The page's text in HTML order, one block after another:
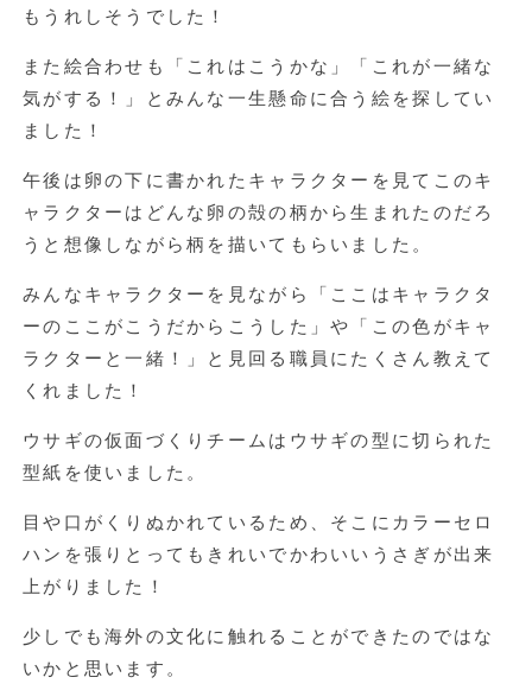
もうれしそうでした！
また絵合わせも「これはこうかな」「これが一緒な
気がする！」とみんな一生懸命に合う絵を探してい
ました！
午後は卵の下に書かれたキャラクターを見てこのキ
ャラクターはどんな卵の殻の柄から生まれたのだろ
うと想像しながら柄を描いてもらいました。
みんなキャラクターを見ながら「ここはキャラクタ
ーのここがこうだからこうした」や「この色がキャ
ラクターと一緒！」と見回る職員にたくさん教えて
くれました！
ウサギの仮面づくりチームはウサギの型に切られた
型紙を使いました。
目や口がくりぬかれているため、そこにカラーセロ
ハンを張りとってもきれいでかわいいうさぎが出来
上がりました！
少しでも海外の文化に触れることができたのではな
いかと思います。